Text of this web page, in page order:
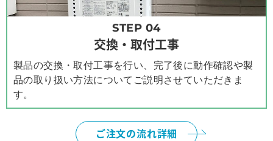
STEP 04
交換・取付工事
製品の交換・取付工事を行い、完了後に動作確認や製
品の取り扱い方法についてご説明させていただきま
す。
ご注文の流れ詳細